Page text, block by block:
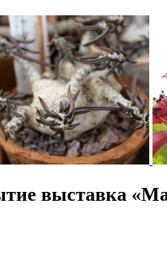
выставка